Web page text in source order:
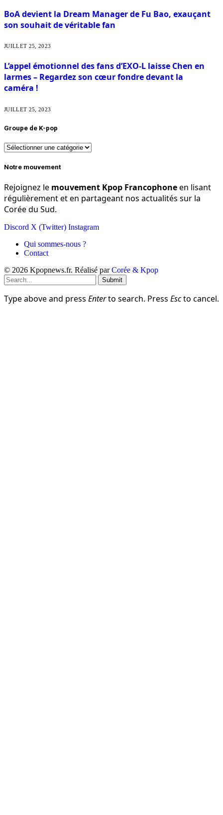
BoA devient la Dream Manager de Fu Bao, exauçant
son souhait de véritable fan
JUILLET 25, 2023
L’appel émotionnel des fans d’EXO-L laisse Chen en
larmes – Regardez son cœur fondre devant la
caméra !
JUILLET 25, 2023
Groupe de K-pop
Groupe
K-
Notre mouvement
Rejoignez le mouvement Kpop Francophoneen lisant
régulièrement et en partageant nos actualités sur la
Corée du Sud.
Discord X (Twitter) Instagram
Qui sommes-nous ?
Contact
© 2026 Kpopnews.fr. Réalisé parCorée & Kpop
Submit
Type above and press Enterto search. Press Escto cancel.